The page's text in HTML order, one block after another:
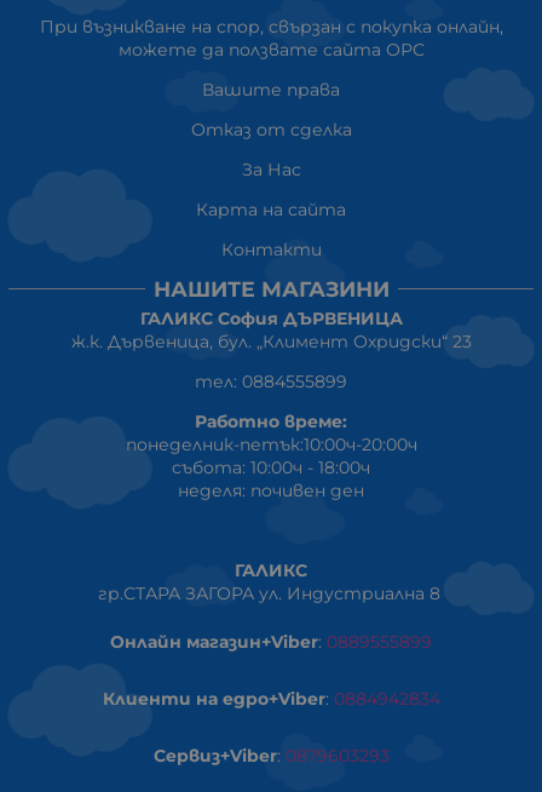
При възникване на спор, свързан с покупка онлайн,
можете да ползвате сайта ОРС
Вашите права
Отказ от сделка
За Нас
Карта на сайта
Контакти
НАШИТЕ МАГАЗИНИ
ГАЛИКС София ДЪРВЕНИЦА
ж.к. Дървеница, бул. „Климент Охридски“ 23
тел: 0884555899
Работно време:
понеделник-петък:10:00ч-20:00ч
събота: 10:00ч - 18:00ч
неделя: почивен ден
ГАЛИКС
гр.СТАРА ЗАГОРА ул. Индустриална 8
Онлайн магазин+Viber: 0889555899
Клиенти на едро+Viber: 0884942834
Сервиз+Viber: 0879603293